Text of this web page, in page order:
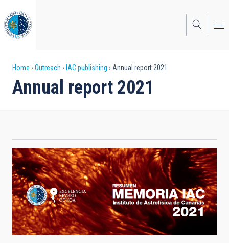
to
main
content
Breadcrumb
Home Outreach IAC publishing Annual report 2021
Annual report 2021